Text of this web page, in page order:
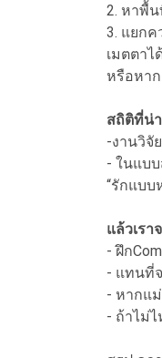
2. หาพื้
3. แยก
เมตตาไ
หรือหาก
สถิติที่น่
-งานวิจั
- ในแบ
“รักแบบ
แล้วเรา
- ฝึก
- แทนที่
- หากแ
- ถ้าไม่